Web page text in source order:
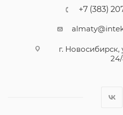
+7 (383)
г.